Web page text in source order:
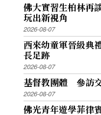
佛大實習生柏林
玩出新視角
2026-08-07
西來幼童軍晉級典
長足跡
2026-08-07
基督教團體 參訪
2026-08-07
佛光青年遊學菲